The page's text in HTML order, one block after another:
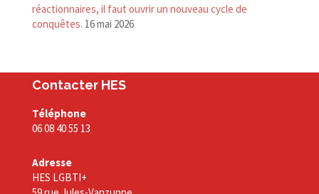
réactionnaires, il faut ouvrir un nouveau cycle de
conquêtes. 16 mai 2026
Contacter HES
Téléphone
06 08 40 55 13
Adresse
HES LGBTI+